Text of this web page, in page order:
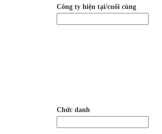
Công ty hiện tại/cuối cùng
Chức danh